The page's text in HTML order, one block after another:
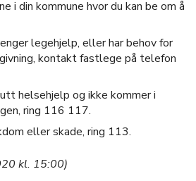
i din kommune hvor du kan be om å
legehjelp, eller har behov for
kontakt fastlege på telefon
helsehjelp og ikke kommer i
ring 116 117.
eller skade, ring 113.
kl. 15:00)